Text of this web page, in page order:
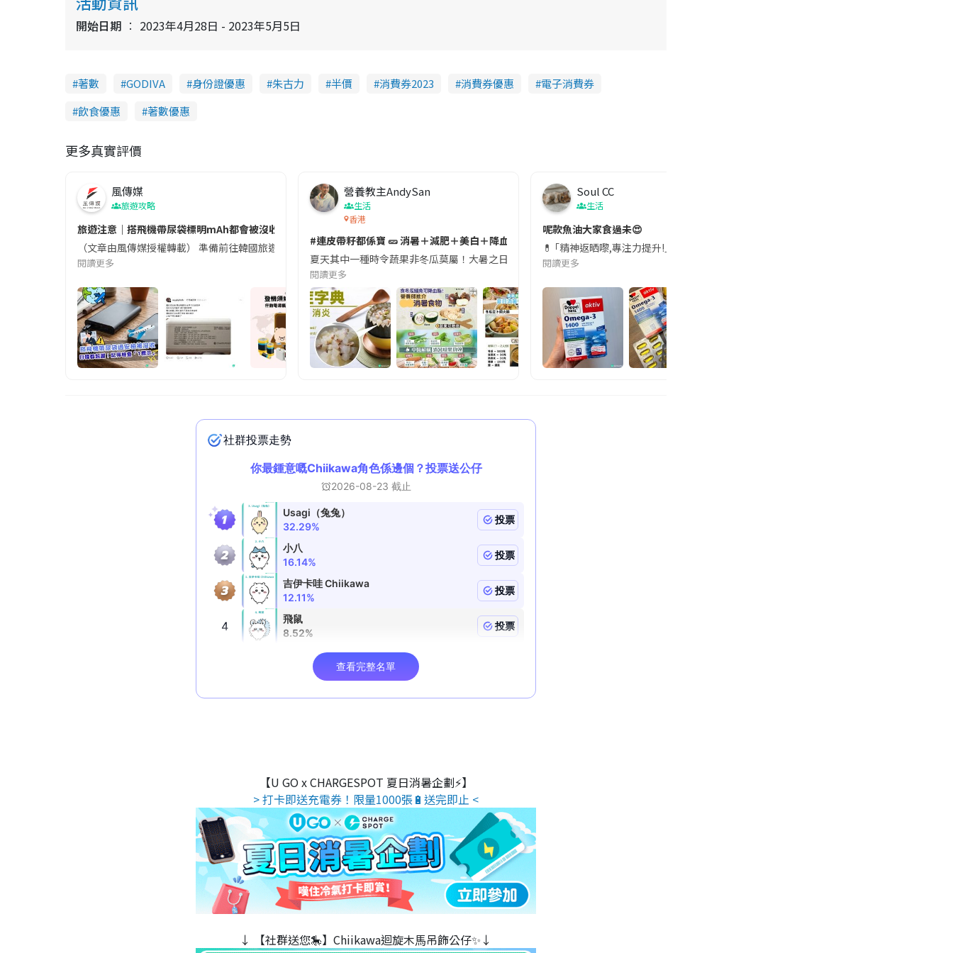
開始日期 2023年4月28日 - 2023年5月5日
著數 GODIVA 身份證優惠 朱古力 半價 消費券2023 消費券優惠
電子消費券
飲食優惠
著數優惠
更多真實評價
風傳媒
旅遊攻略
旅遊注意｜搭飛機帶尿袋標明mAh都會被沒收😱出發前切記檢查「1標示」🚨
（文章由風傳媒授權轉載） 準備前往韓國旅遊的民眾，近期要特別留意隨身行李中的行動電源。一名旅客日前在機場安檢時，明明攜帶的行動電源機身已標示「10000mAh」，卻仍被要求當場
閱讀更多
營養教主AndySan
生活
香港
#連皮帶籽都係寶 🥒 消暑＋減肥＋美白＋降血脂
夏天其中一種時令蔬果非冬瓜莫屬！大暑之日，點都要飲碗冬瓜湯消暑解渴！除了解暑，冬瓜仲有好多鮮為人知嘅好處：減肥、消水腫、降血
閱讀更多
Soul CC
生活
呢款魚油大家食過未😍
💊 ｢精神返晒嚟,專注力提升!｣ 長時間對住電腦､剪片寫稿,成日覺得眼睛乾澀､腦袋好似｢斷
閱讀更多
【U GO x CHARGESPOT 夏日消暑企劃⚡】
> 打卡即送充電券！限量1000張🔋送完即止 <
↓ 【社群送您🎠】Chiikawa迴旋木⾺吊飾公仔✨↓